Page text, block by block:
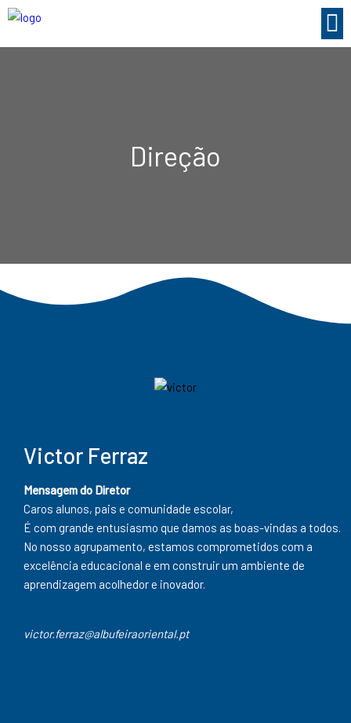
Direção
Victor Ferraz
Mensagem do Diretor
Caros alunos, pais e comunidade escolar,
É com grande entusiasmo que damos as boas-vindas a todos.
No nosso agrupamento, estamos comprometidos com a
excelência educacional e em construir um ambiente de
aprendizagem acolhedor e inovador.
victor.ferraz@albufeiraoriental.pt